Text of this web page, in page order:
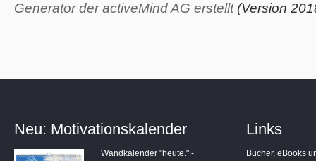
Generator der activeMind AG erstellt(Version
Neu: Motivationskalender
Wandkalender "heute." -
Links
Bücher, eBooks